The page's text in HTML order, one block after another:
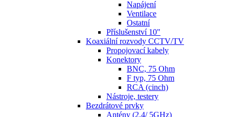
Napájení
Ventilace
Ostatní
Příslušenství 10"
Koaxiální rozvody CCTV/TV
Propojovací kabely
Konektory
BNC, 75 Ohm
F typ, 75 Ohm
RCA (cinch)
Nástroje, testery
Bezdrátové prvky
Antény (2,4/ 5GHz)